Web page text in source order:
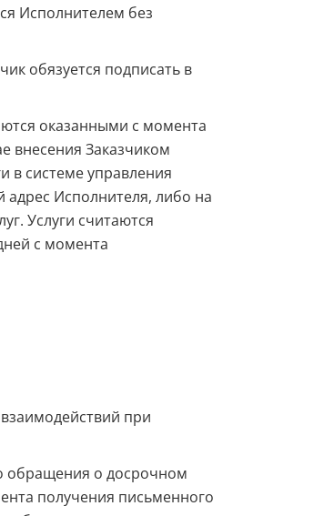
Исполнителем без
обязуется подписать в
оказанными с момента
внесения Заказчиком
в системе управления
адрес Исполнителя, либо на
Услуги считаются
с момента
при
обращения о досрочном
получения письменного